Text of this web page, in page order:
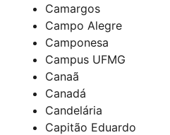
Camargos
Campo Alegre
Camponesa
Campus UFMG
Canaã
Canadá
Candelária
Capitão Eduardo